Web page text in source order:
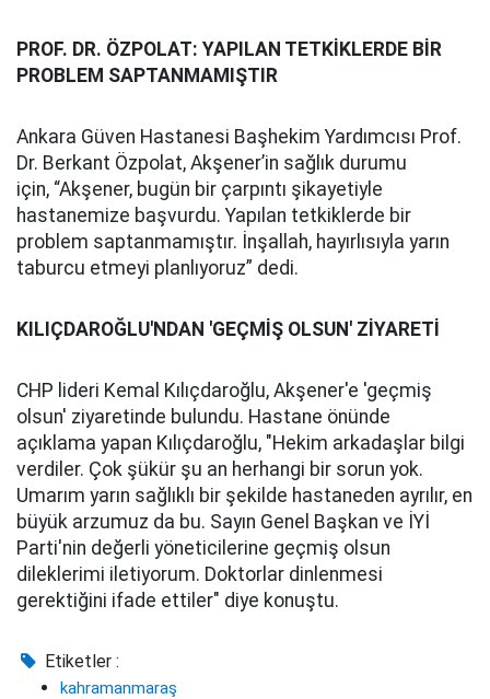
PROF. DR. ÖZPOLAT: YAPILAN TETKİKLERDE BİR
PROBLEM SAPTANMAMIŞTIR
Ankara Güven Hastanesi Başhekim Yardımcısı Prof.
Dr. Berkant Özpolat, Akşener’in sağlık durumu
için, “Akşener, bugün bir çarpıntı şikayetiyle
hastanemize başvurdu. Yapılan tetkiklerde bir
problem saptanmamıştır. İnşallah, hayırlısıyla yarın
taburcu etmeyi planlıyoruz” dedi.
KILIÇDAROĞLU'NDAN 'GEÇMİŞ OLSUN' ZİYARETİ
CHP lideri Kemal Kılıçdaroğlu, Akşener'e 'geçmiş
olsun' ziyaretinde bulundu. Hastane önünde
açıklama yapan Kılıçdaroğlu, "Hekim arkadaşlar bilgi
verdiler. Çok şükür şu an herhangi bir sorun yok.
Umarım yarın sağlıklı bir şekilde hastaneden ayrılır, en
büyük arzumuz da bu. Sayın Genel Başkan ve İYİ
Parti'nin değerli yöneticilerine geçmiş olsun
dileklerimi iletiyorum. Doktorlar dinlenmesi
gerektiğini ifade ettiler" diye konuştu.
Etiketler :
kahramanmaraş